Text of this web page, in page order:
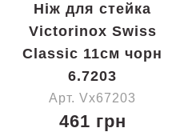
Ніж для стейка
Victorinox Swiss
Classic 11см чорн
6.7203
Арт. Vx67203
461 грн